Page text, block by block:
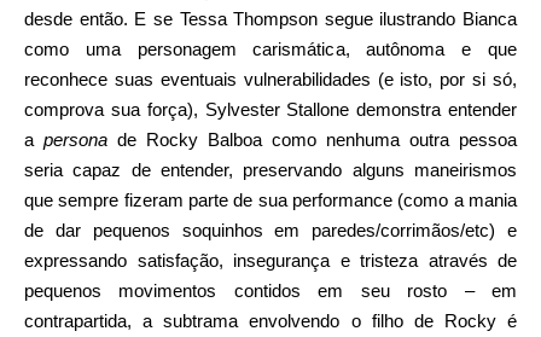
desde então. E se Tessa Thompson segue ilustrando Bianca
como uma personagem carismática, autônoma e que
reconhece suas eventuais vulnerabilidades (e isto, por si só,
comprova sua força), Sylvester Stallone demonstra entender
a persona de Rocky Balboa como nenhuma outra pessoa
seria capaz de entender, preservando alguns maneirismos
que sempre fizeram parte de sua performance (como a mania
de dar pequenos soquinhos em paredes/corrimãos/etc) e
expressando satisfação, insegurança e tristeza através de
pequenos movimentos contidos em seu rosto – em
contrapartida, a subtrama envolvendo o filho de Rocky é